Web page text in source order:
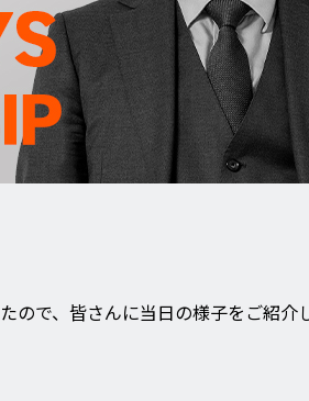
で、皆さんに当日の様子をご紹介